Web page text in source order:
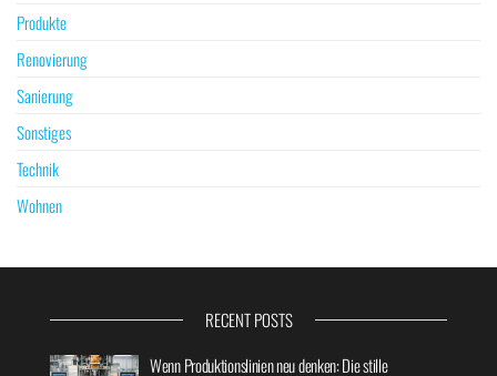
Produkte
Renovierung
Sanierung
Sonstiges
Technik
Wohnen
RECENT POSTS
Wenn Produktionslinien neu denken: Die stille